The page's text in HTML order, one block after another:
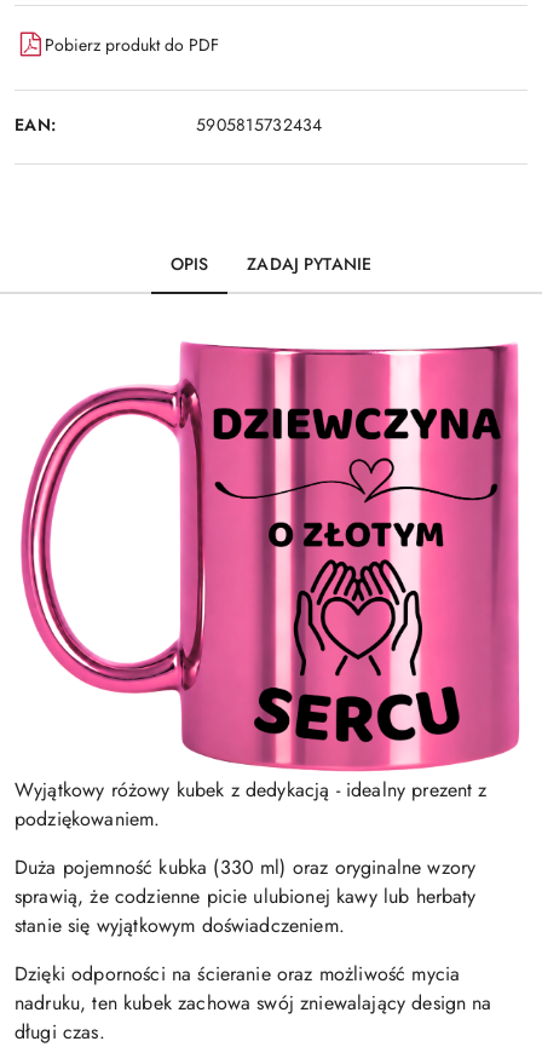
Pobierz produkt do PDF
EAN: 5905815732434
OPIS ZADAJ PYTANIE
Wyjątkowy różowy kubek z dedykacją - idealny prezent z
podziękowaniem.
Duża pojemność kubka (330 ml) oraz oryginalne wzory
sprawią, że codzienne picie ulubionej kawy lub herbaty
stanie się wyjątkowym doświadczeniem.
Dzięki odporności na ścieranie oraz możliwość mycia
nadruku, ten kubek zachowa swój zniewalający design na
długi czas.